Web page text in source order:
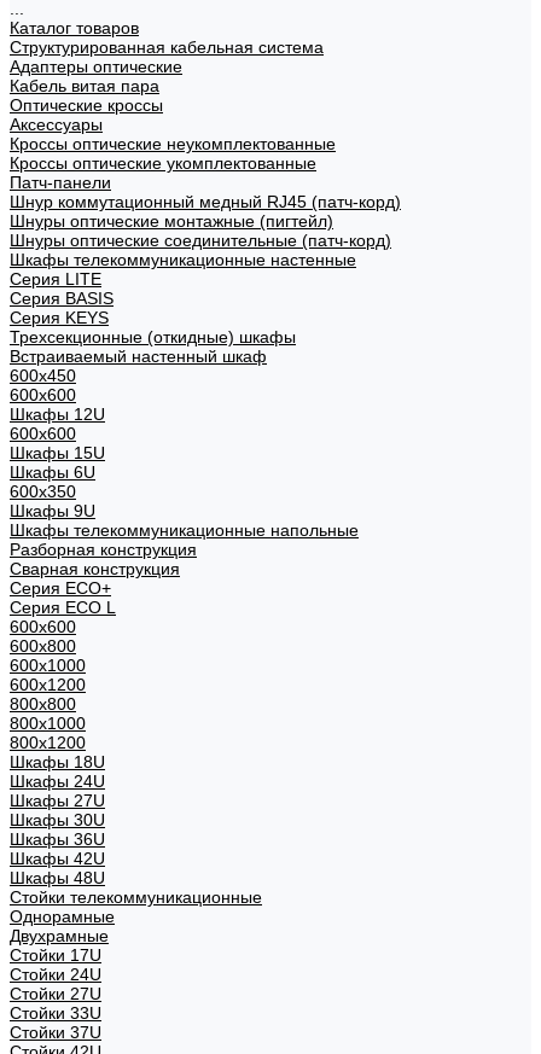
Каталог товаров
Структурированная кабельная система
Адаптеры оптические
Кабель витая пара
Оптические кроссы
Аксессуары
Кроссы оптические неукомплектованные
Кроссы оптические укомплектованные
Патч-панели
Шнур коммутационный медный RJ45 (патч-корд)
Шнуры оптические монтажные (пигтейл)
Шнуры оптические соединительные (патч-корд)
Шкафы телекоммуникационные настенные
Cерия LITE
Cерия BASIS
Cерия KEYS
Трехсекционные (откидные) шкафы
Встраиваемый настенный шкаф
600x450
600x600
Шкафы 12U
600x600
Шкафы 15U
Шкафы 6U
600x350
Шкафы 9U
Шкафы телекоммуникационные напольные
Разборная конструкция
Сварная конструкция
Серия ECO+
Серия ECO L
600x600
600x800
600х1000
600х1200
800x800
800х1000
800х1200
Шкафы 18U
Шкафы 24U
Шкафы 27U
Шкафы 30U
Шкафы 36U
Шкафы 42U
Шкафы 48U
Стойки телекоммуникационные
Однорамные
Двухрамные
Стойки 17U
Стойки 24U
Стойки 27U
Стойки 33U
Стойки 37U